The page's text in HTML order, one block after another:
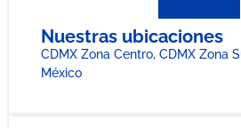
Nuestras ubicaciones
CDMX Zona Centro, CDMX Zona
México